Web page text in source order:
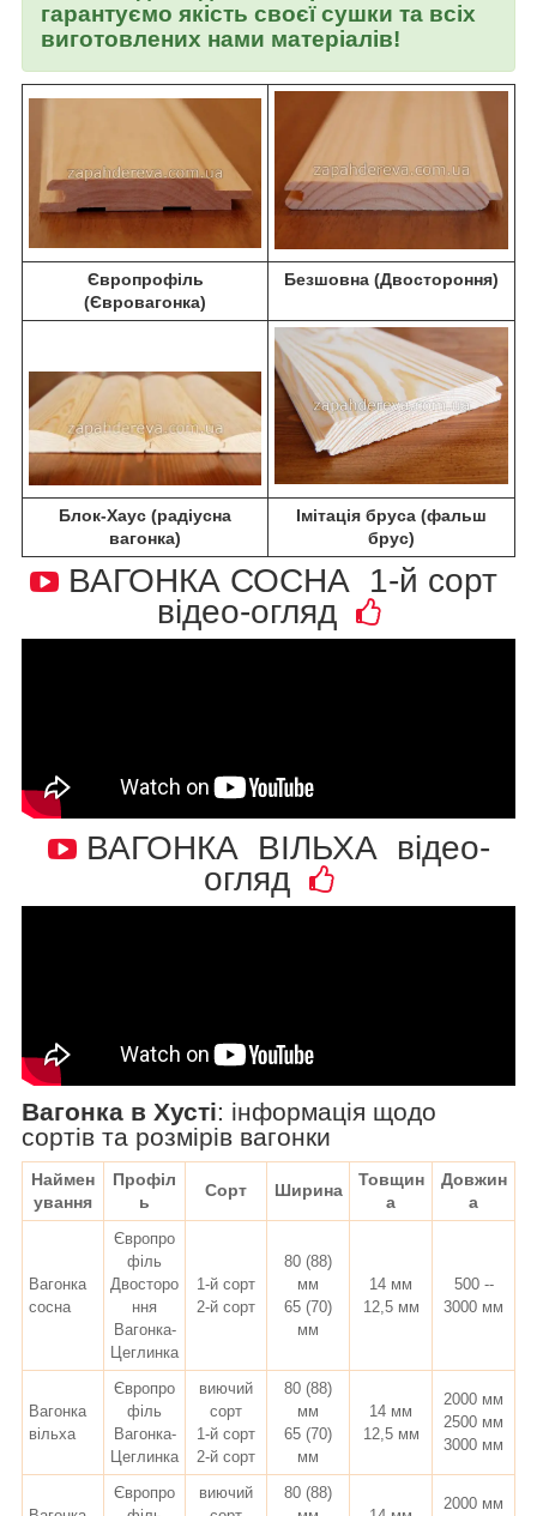
гарантуємо якість своєї сушки та всіх
виготовлених нами матеріалів!
Європрофіль
(Євровагонка)
Безшовна (Двостороння)
Блок-Хаус (радіусна
вагонка)
Імітація бруса (фальш
брус)
ВАГОНКА СОСНА 1-й сорт
відео-огляд
ВАГОНКА ВІЛЬХА відео-
огляд
Вагонка в Хусті: інформація щодо
сортів та розмірів вагонки
Наймен
ування
Профіл
ь
Сорт Ширина
Товщин
а
Довжин
а
Вагонка
сосна
Європро
філь
Двосторо
ння
Вагонка-
Цеглинка
1-й сорт
2-й сорт
80 (88)
мм
65 (70)
мм
14 мм
12,5 мм
500 --
3000 мм
Вагонка
вільха
Європро
філь
Вагонка-
Цеглинка
виючий
сорт
1-й сорт
2-й сорт
80 (88)
мм
65 (70)
мм
14 мм
12,5 мм
2000 мм
2500 мм
3000 мм
Європро
виючий
80 (88)
2000 мм